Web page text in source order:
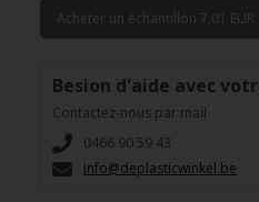
Acheter un échantillon 7,01 EUR
Besion d'aide avec
Contactez-nous par mail
0466 90 59 43
info@deplasticwinkel.be